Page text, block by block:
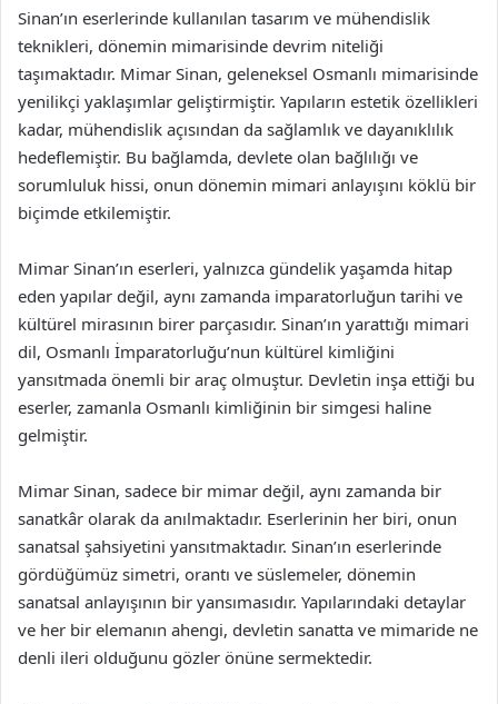
Sinan’ın eserlerinde kullanılan tasarım ve mühendislik
teknikleri, dönemin mimarisinde devrim niteliği
taşımaktadır. Mimar Sinan, geleneksel Osmanlı mimarisinde
yenilikçi yaklaşımlar geliştirmiştir. Yapıların estetik özellikleri
kadar, mühendislik açısından da sağlamlık ve dayanıklılık
hedeflemiştir. Bu bağlamda, devlete olan bağlılığı ve
sorumluluk hissi, onun dönemin mimari anlayışını köklü bir
biçimde etkilemiştir.
Mimar Sinan’ın eserleri, yalnızca gündelik yaşamda hitap
eden yapılar değil, aynı zamanda imparatorluğun tarihi ve
kültürel mirasının birer parçasıdır. Sinan’ın yarattığı mimari
dil, Osmanlı İmparatorluğu’nun kültürel kimliğini
yansıtmada önemli bir araç olmuştur. Devletin inşa ettiği bu
eserler, zamanla Osmanlı kimliğinin bir simgesi haline
gelmiştir.
Mimar Sinan, sadece bir mimar değil, aynı zamanda bir
sanatkâr olarak da anılmaktadır. Eserlerinin her biri, onun
sanatsal şahsiyetini yansıtmaktadır. Sinan’ın eserlerinde
gördüğümüz simetri, orantı ve süslemeler, dönemin
sanatsal anlayışının bir yansımasıdır. Yapılarındaki detaylar
ve her bir elemanın ahengi, devletin sanatta ve mimaride ne
denli ileri olduğunu gözler önüne sermektedir.